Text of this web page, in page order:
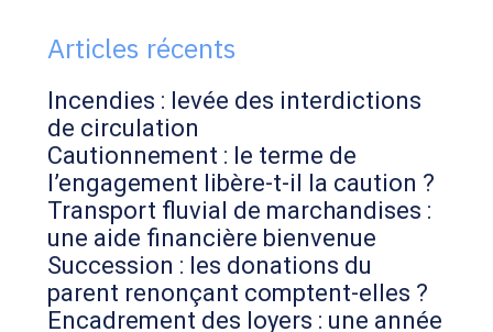
Articles récents
Incendies : levée des interdictions
de circulation
Cautionnement : le terme de
l’engagement libère-t-il la caution ?
Transport fluvial de marchandises :
une aide financière bienvenue
Succession : les donations du
parent renonçant comptent-elles ?
Encadrement des loyers : une année